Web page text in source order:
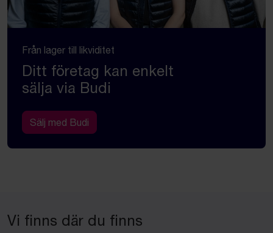
Från lager till likviditet
Ditt företag kan enkelt
sälja via Budi
Sälj med Budi
Vi finns där du finns